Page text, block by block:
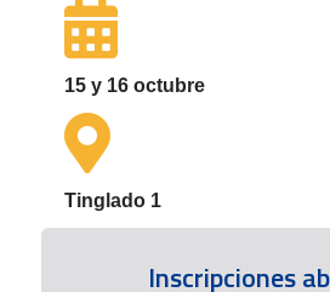
15 y 16 octubre
Tinglado 1
Inscripciones